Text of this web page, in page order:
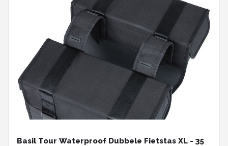
Basil Tour Waterproof Dubbele Fietstas XL - 35